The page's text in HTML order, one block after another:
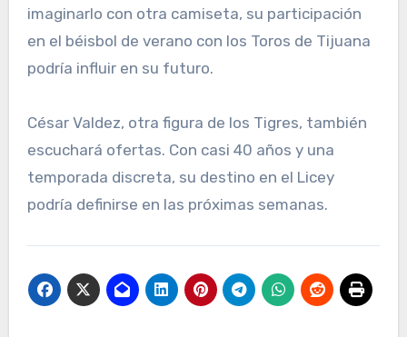
imaginarlo con otra camiseta, su participación
en el béisbol de verano con los Toros de Tijuana
podría influir en su futuro.
César Valdez, otra figura de los Tigres, también
escuchará ofertas. Con casi 40 años y una
temporada discreta, su destino en el Licey
podría definirse en las próximas semanas.